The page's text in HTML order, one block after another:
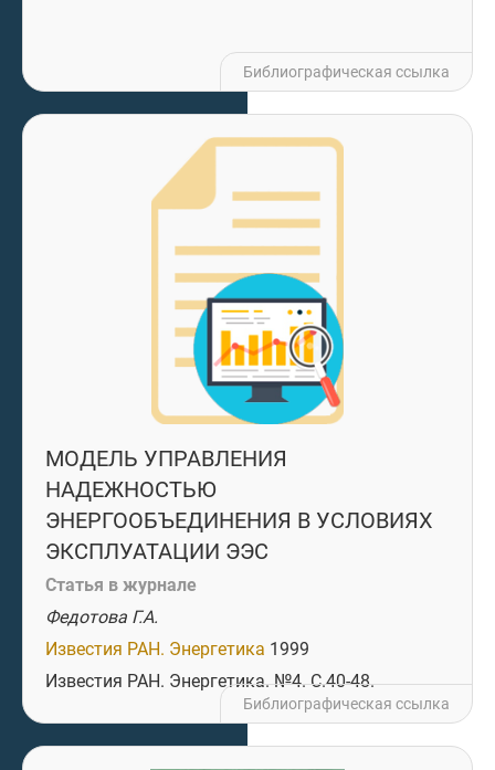
Библиографическая ссылка
МОДЕЛЬ УПРАВЛЕНИЯ
НАДЕЖНОСТЬЮ
ЭНЕРГООБЪЕДИНЕНИЯ В УСЛОВИЯХ
ЭКСПЛУАТАЦИИ ЭЭС
Статья в журнале
Федотова Г.А.
Известия РАН. Энергетика 1999
Известия РАН. Энергетика. №4. C.40-48.
Библиографическая ссылка